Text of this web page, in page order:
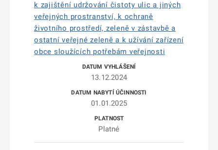
k zajištění udržování čistoty ulic a jiných
veřejných prostranství, k ochraně
životního prostředí, zeleně v zástavbě a
ostatní veřejné zeleně a k užívání zařízení
obce sloužících potřebám veřejnosti
13.12.2024
01.01.2025
Platné